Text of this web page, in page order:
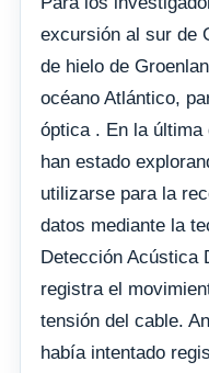
excursión al sur de
de hielo de
océano Atlántico,
óptica . En la última
han estado
utilizarse para la
datos mediante la
Detección Acústica
registra el
tensión del cable.
había intentado